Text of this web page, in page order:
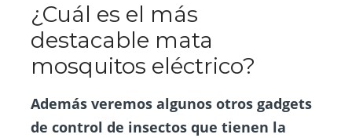
¿Cuál es el más
destacable mata
mosquitos eléctrico?
Además veremos algunos otros gadgets
de control de insectos que tienen la